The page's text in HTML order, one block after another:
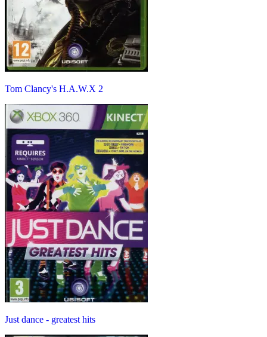
Tom Clancy's H.A.W.X 2
Just dance - greatest hits